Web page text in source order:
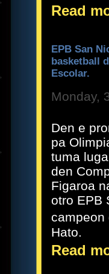
Read
EPB San
basketball
Escolar.
Monday,
Den e
pa
tuma
den
Figaroa
otro EPB
Hato.
Read